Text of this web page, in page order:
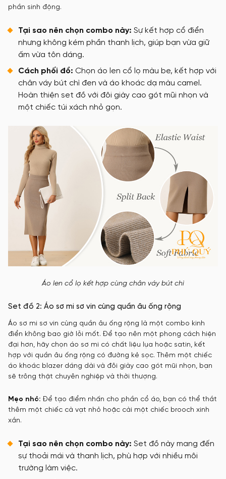
phần sinh động.
Tại sao nên chọn combo này: Sự kết hợp cổ điển
nhưng không kém phần thanh lịch, giúp bạn vừa giữ
ấm vừa tôn dáng.
Cách phối đồ: Chọn áo len cổ lọ màu be, kết hợp với
chân váy bút chì đen và áo khoác dạ màu camel.
Hoàn thiện set đồ với đôi giày cao gót mũi nhọn và
một chiếc túi xách nhỏ gọn.
Áo len cổ lọ kết hợp cùng chân váy bút chì
Set đồ 2: Áo sơ mi sơ vin cùng quần âu ống rộng
Áo sơ mi sơ vin cùng quần âu ống rộng là một combo kinh
điển không bao giờ lỗi mốt. Để tạo nên một phong cách hiện
đại hơn, hãy chọn áo sơ mi có chất liệu lụa hoặc satin, kết
hợp với quần âu ống rộng có đường kẻ sọc. Thêm một chiếc
áo khoác blazer dáng dài và đôi giày cao gót mũi nhọn, bạn
sẽ trông thật chuyên nghiệp và thời thượng.
Mẹo nhỏ: Để tạo điểm nhấn cho phần cổ áo, bạn có thể thắt
thêm một chiếc cà vạt nhỏ hoặc cài một chiếc brooch xinh
xắn.
Tại sao nên chọn combo này: Set đồ này mang đến
sự thoải mái và thanh lịch, phù hợp với nhiều môi
trường làm việc.